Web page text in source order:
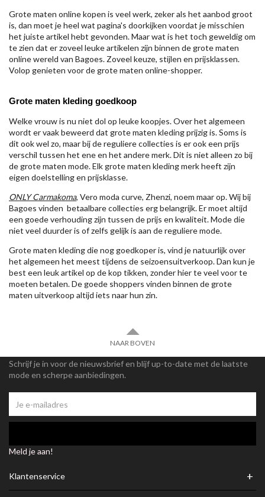
Grote maten online kopen is veel werk, zeker als het aanbod groot
is, dan moet je heel wat pagina's doorkijken voordat je misschien
het juiste artikel hebt gevonden. Maar wat is het toch geweldig om
te zien dat er zoveel leuke artikelen zijn binnen de grote maten
online wereld van Bagoes. Zoveel keuze, stijlen en prijsklassen.
Volop genieten voor de grote maten online-shopper.
Grote maten kleding goedkoop
Welke vrouw is nu niet dol op leuke koopjes. Over het algemeen
wordt er vaak beweerd dat grote maten kleding prijzig is. Soms is
dit ook wel zo, maar bij de reguliere collecties is er ook een prijs
verschil tussen het ene en het andere merk. Dit is niet alleen zo bij
de grote maten mode. Elk grote maten kleding merk heeft zijn
eigen doelstelling en prijsklasse.
ONLY Carmakoma, Vero moda curve, Zhenzi, noem maar op. Wij bij
Bagoes vinden betaalbare collecties erg belangrijk. Er moet altijd
een goede verhouding zijn tussen de prijs en kwaliteit. Mode die
niet veel duurder is of zelfs gelijk is aan de reguliere mode.
Grote maten kleding die nog goedkoper is, vind je natuurlijk over
het algemeen het meest tijdens de seizoensuitverkoop. Dan kun je
best een leuk artikel op de kop tikken, zonder hier te veel voor te
moeten betalen. De goede shoppers vinden binnen de grote
maten uitverkoop altijd iets naar hun zin.
NAAR BOVEN
Schrijf je in voor de nieuwsbrief en blijf up-to-date met de laatste
mode en scherpe aanbiedingen.
Meld je aan!
Klantenservice +